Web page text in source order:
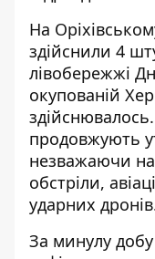
На
здійснили 4
лівобережжі
окупованій
продовжують
незважаючи на
обстріли,
ударних
За минулу добу